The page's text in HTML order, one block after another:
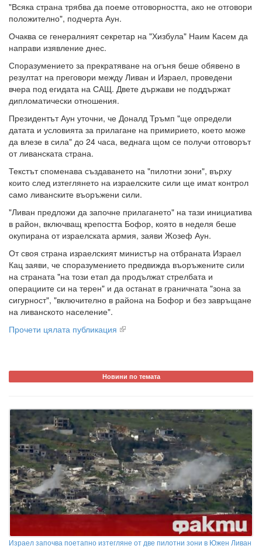
"Всяка страна трябва да поеме отговорността, ако не отговори
положително", подчерта Аун.
Очаква се генералният секретар на "Хизбула" Наим Касем да
направи изявление днес.
Споразумението за прекратяване на огъня беше обявено в
резултат на преговори между Ливан и Израел, проведени
вчера под егидата на САЩ. Двете държави не поддържат
дипломатически отношения.
Президентът Аун уточни, че Доналд Тръмп "ще определи
датата и условията за прилагане на примирието, което може
да влезе в сила" до 24 часа, веднага щом се получи отговорът
от ливанската страна.
Текстът споменава създаването на "пилотни зони", върху
които след изтеглянето на израелските сили ще имат контрол
само ливанските въоръжени сили.
"Ливан предложи да започне прилагането" на тази инициатива
в район, включващ крепостта Бофор, която в неделя беше
окупирана от израелската армия, заяви Жозеф Аун.
От своя страна израелският министър на отбраната Израел
Кац заяви, че споразумението предвижда въоръжените сили
на страната "на този етап да продължат стрелбата и
операциите си на терен" и да останат в граничната "зона за
сигурност", "включително в района на Бофор и без завръщане
на ливанското население".
Прочети цялата публикация
Новини по темата
Израел започва поетапно изтегляне от две пилотни зони в Южен Ливан